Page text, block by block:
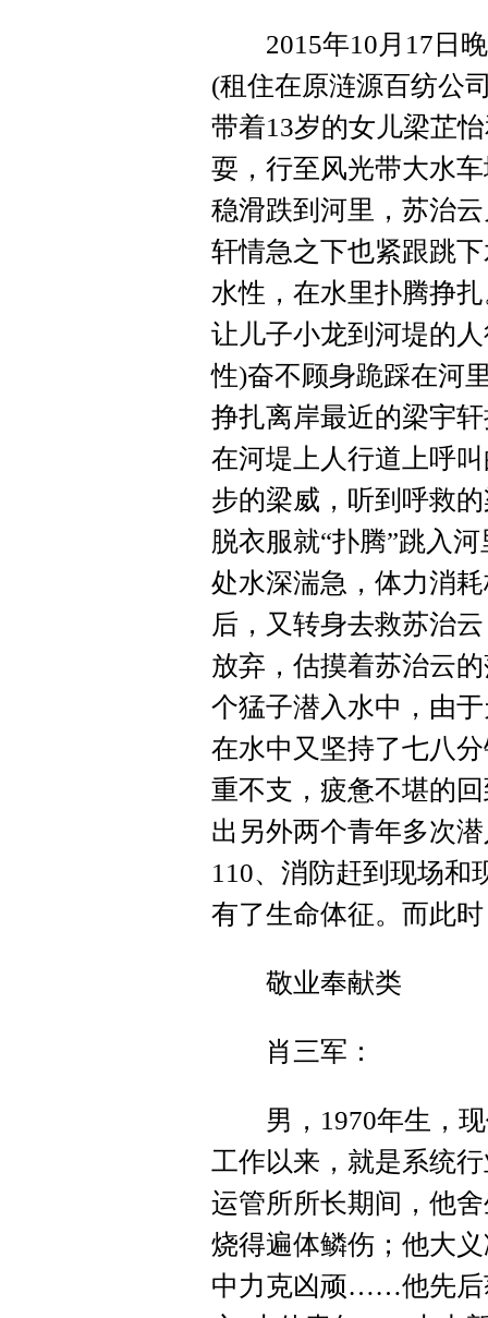
2015年10月17日晚
(租住在原涟源百纺公
带着13岁的女儿梁芷
耍，行至风光带大水
稳滑跌到河里，苏治
轩情急之下也紧跟跳
水性，在水里扑腾挣
让儿子小龙到河堤的
性)奋不顾身跪踩在河
挣扎离岸最近的梁宇
在河堤上人行道上呼
步的梁威，听到呼救
脱衣服就“扑腾”跳入
处水深湍急，体力消
后，又转身去救苏治
放弃，估摸着苏治云
个猛子潜入水中，由
在水中又坚持了七八
重不支，疲惫不堪的
出另外两个青年多次
110、消防赶到现场和
有了生命体征。而此
敬业奉献类
肖三军：
男，1970年生，现
工作以来，就是系统
运管所所长期间，他
烧得遍体鳞伤；他大
中力克凶顽……他先后